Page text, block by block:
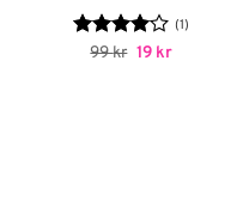
Betygsatt
(1)
99kr Det
19 krDet